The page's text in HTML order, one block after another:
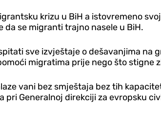
krizu u BiH a istovremeno
da se migranti trajno nasele u BiH.
sve izvještaje o dešavanjima na
migratima prije nego što stigne
vani bez smještaja bez tih
pri Generalnoj direkciji za evropsku